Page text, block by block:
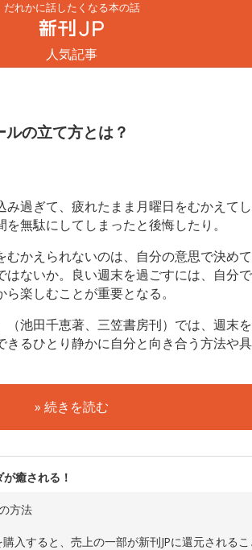
だれかに話したくなる本の話
人気記事
ルの立て方とは？
み過ぎて、疲れたまま月曜日をむかえて
無駄にしてしまったと後悔したり。
むかえられないのは、自分の意思で決め
はないか。良い週末を過ごすには、自分
楽しむことが重要となる。
（池田千恵著、三笠書房刊）では、週末
きるひとり静かに自分と向き合う方法や
» 続きを読む
癒される！
方法
入すると、売上の一部が新刊JPに還元されるこ